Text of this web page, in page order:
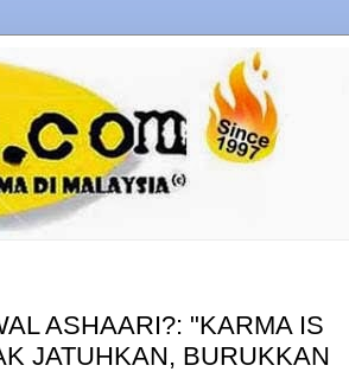
ASHAARI?: "KARMA IS
JATUHKAN, BURUKKAN